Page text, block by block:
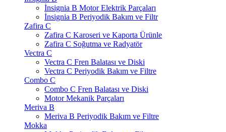
İnsignia B Motor Elektrik Parçaları
İnsignia B Periyodik Bakım ve Filtr
Zafira C
Zafira C Karoseri ve Kaporta Ürünle
Zafira C Soğutma ve Radyatör
Vectra C
Vectra C Fren Balatası ve Diski
Vectra C Periyodik Bakım ve Filtre
Combo C
Combo C Fren Balatası ve Diski
Motor Mekanik Parçaları
Meriva B
Meriva B Periyodik Bakım ve Filtre
Mokka